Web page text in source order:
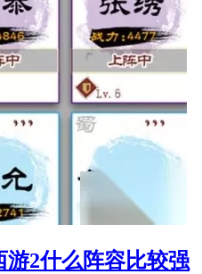
2什么阵容比较强